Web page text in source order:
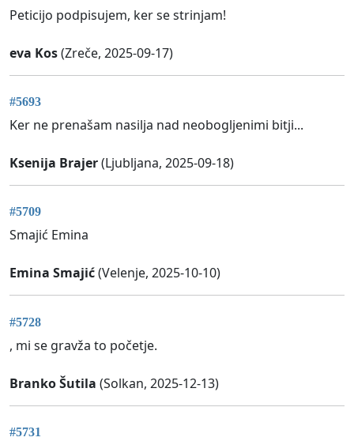
Peticijo podpisujem, ker se strinjam!
eva Kos(Zreče, 2025-09-17)
#5693
Ker ne prenašam nasilja nad neobogljenimi bitji...
Ksenija Brajer(Ljubljana, 2025-09-18)
#5709
Smajić Emina
Emina Smajić(Velenje, 2025-10-10)
#5728
, mi se gravža to početje.
Branko Šutila (Solkan, 2025-12-13)
#5731